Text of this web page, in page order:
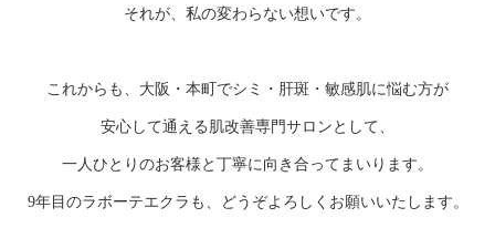
それが、私の変わらない想いです。
これからも、大阪・本町でシミ・肝斑・敏感肌に悩む方が
安心して通える肌改善専門サロンとして、
一人ひとりのお客様と丁寧に向き合ってまいります。
9年目のラボーテエクラも、どうぞよろしくお願いいたします。